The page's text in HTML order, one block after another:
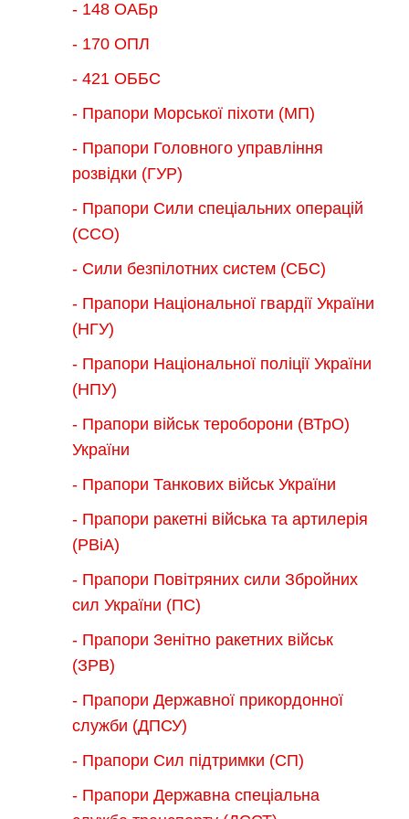
- 148 ОАБр
- 170 ОПЛ
- 421 ОББС
- Прапори Морської піхоти (МП)
- Прапори Головного управління
розвідки (ГУР)
- Прапори Сили спеціальних операцій
(ССО)
- Сили безпілотних систем (СБС)
- Прапори Національної гвардії України
(НГУ)
- Прапори Національної поліції України
(НПУ)
- Прапори військ тероборони (ВТрО)
України
- Прапори Танкових військ України
- Прапори ракетні війська та артилерія
(РВіА)
- Прапори Повітряних сили Збройних
сил України (ПС)
- Прапори Зенітно ракетних військ
(ЗРВ)
- Прапори Державної прикордонної
служби (ДПСУ)
- Прапори Сил підтримки (СП)
- Прапори Державна спеціальна